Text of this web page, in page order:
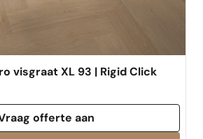
visgraat XL 93 | Rigid Click
offerte aan